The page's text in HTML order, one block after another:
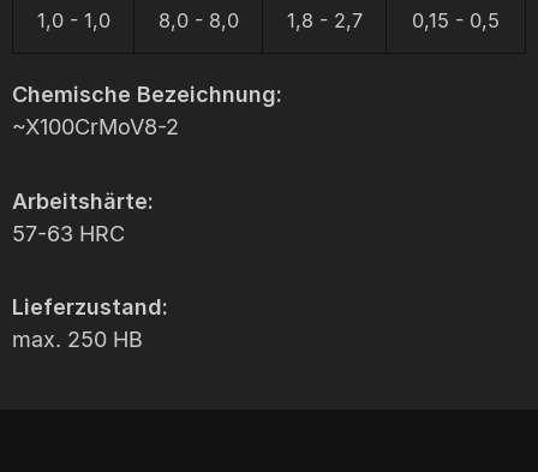
1,0 - 1,0 8,0 - 8,0 1,8 - 2,7 0,15 - 0,5
Chemische Bezeichnung:
~X100CrMoV8-2
Arbeitshärte:
57-63 HRC
Lieferzustand:
max. 250 HB